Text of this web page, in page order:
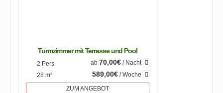
Turmzimmer mit Terrasse und Pool
2 Pers.
28 m²
ab 70,00€/ Nacht
589,00€/ Woche
ZUM ANGEBOT